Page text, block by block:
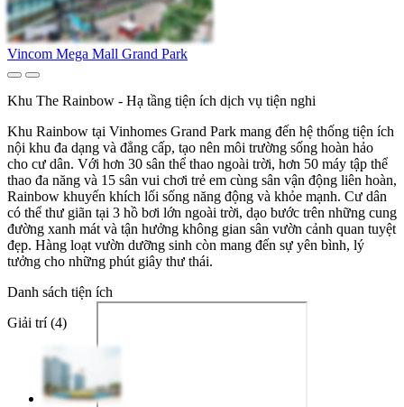
Vincom Mega Mall Grand Park
Khu The Rainbow - Hạ tầng tiện ích dịch vụ tiện nghi
Khu Rainbow tại Vinhomes Grand Park mang đến hệ thống tiện ích
nội khu đa dạng và đẳng cấp, tạo nên môi trường sống hoàn hảo
cho cư dân. Với hơn 30 sân thể thao ngoài trời, hơn 50 máy tập thể
thao đa năng và 15 sân vui chơi trẻ em cùng sân vận động liên hoàn,
Rainbow khuyến khích lối sống năng động và khỏe mạnh. Cư dân
có thể thư giãn tại 3 hồ bơi lớn ngoài trời, dạo bước trên những cung
đường xanh mát và tận hưởng không gian sân vườn cảnh quan tuyệt
đẹp. Hàng loạt vườn dưỡng sinh còn mang đến sự yên bình, lý
tưởng cho những phút giây thư thái.
Danh sách tiện ích
Giải trí (4)